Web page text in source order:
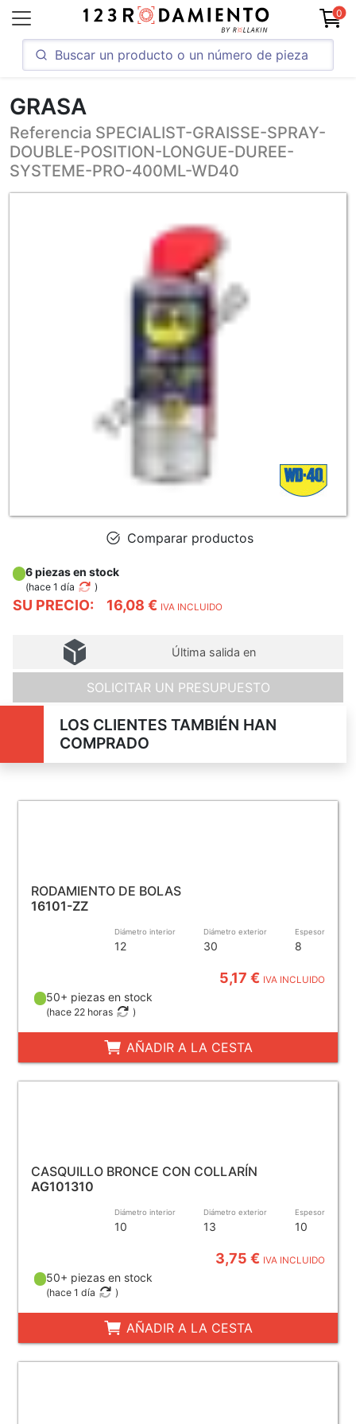
0
GRASA
Referencia SPECIALIST-GRAISSE-SPRAY-
DOUBLE-POSITION-LONGUE-DUREE-
SYSTEME-PRO-400ML-WD40
Comparar productos
SU PRECIO: 16,08 € IVA INCLUIDO
6 piezas en stock
(hace 1 día )
Última salida en
SOLICITAR UN PRESUPUESTO
LOS CLIENTES TAMBIÉN HAN
COMPRADO
RODAMIENTO DE BOLAS
16101-ZZ
Diámetro interior
12
Diámetro exterior
30
Espesor
8
5,17 € IVA INCLUIDO
50+ piezas en stock
(hace 22 horas )
AÑADIR A LA CESTA
CASQUILLO BRONCE CON COLLARÍN
AG101310
Diámetro interior
10
Diámetro exterior
13
Espesor
10
3,75 € IVA INCLUIDO
50+ piezas en stock
(hace 1 día )
AÑADIR A LA CESTA